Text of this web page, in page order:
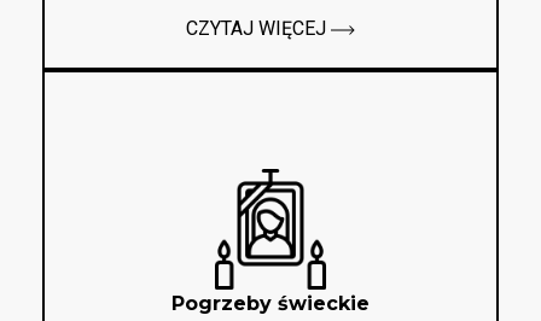
CZYTAJ WIĘCEJ
Pogrzeby świeckie